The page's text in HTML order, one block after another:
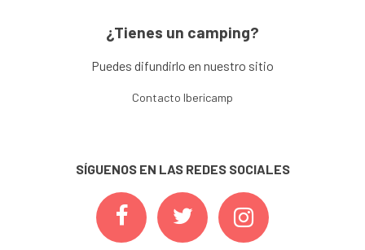
¿Tienes un camping?
Puedes difundirlo en nuestro sitio
Contacto Ibericamp
SÍGUENOS EN LAS REDES SOCIALES